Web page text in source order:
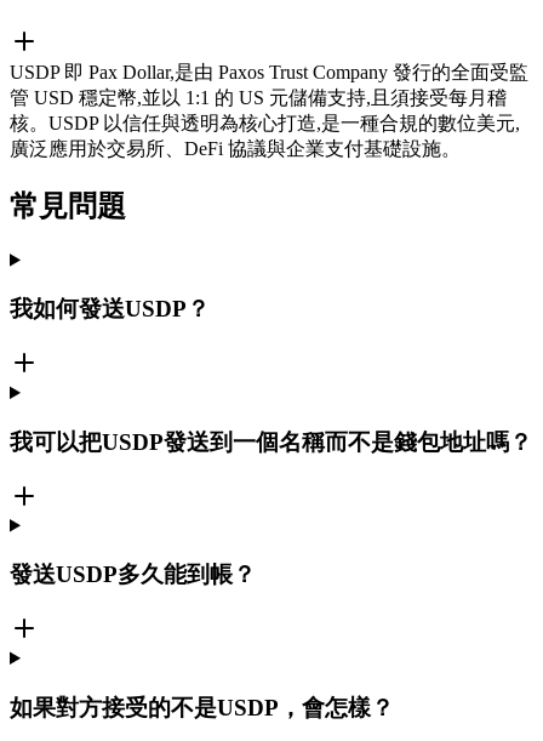
USDP 即 Pax Dollar,是由 Paxos Trust Company 發行的全面受監
管 USD 穩定幣,並以 1:1 的 US 元儲備支持,且須接受每月稽
核。USDP 以信任與透明為核心打造,是一種合規的數位美元,
廣泛應用於交易所、DeFi 協議與企業支付基礎設施。
常見問題
我如何發送USDP？
我可以把USDP發送到一個名稱而不是錢包地址嗎？
發送USDP多久能到帳？
如果對方接受的不是USDP，會怎樣？